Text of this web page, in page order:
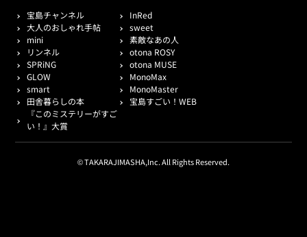
宝島チャンネル
InRed
大人のおしゃれ手帖
sweet
mini
素敵なあの人
リンネル
otona ROSY
SPRiNG
otona MUSE
GLOW
MonoMax
smart
MonoMaster
田舎暮らしの本
宝島すごい！WEB
『このミステリーがすご
い！』大賞
© TAKARAJIMASHA,Inc. All Rights Reserved.